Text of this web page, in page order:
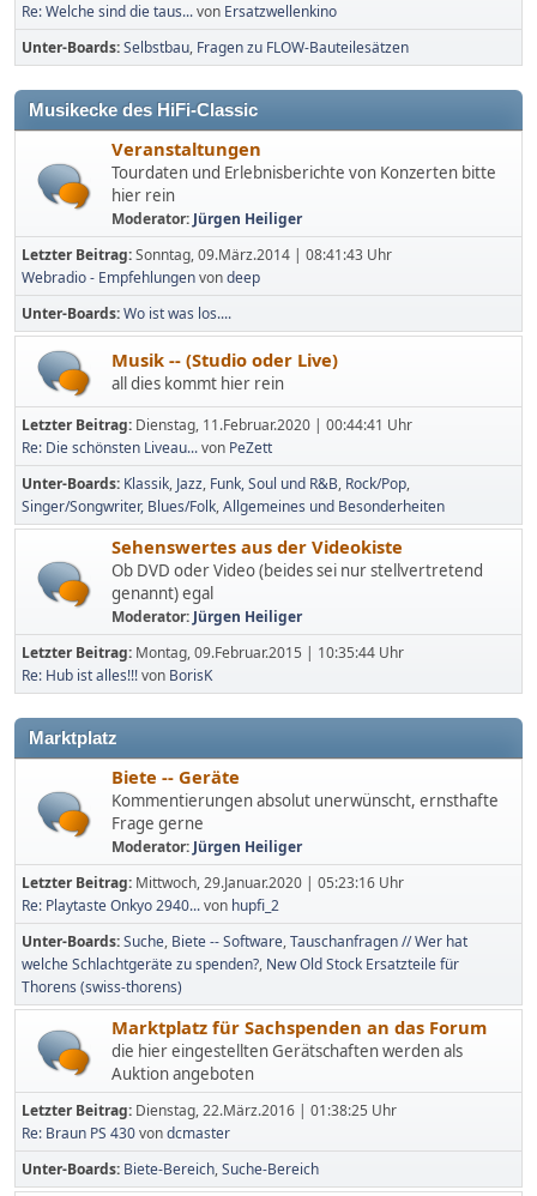
Re: Welche sind die taus...von Ersatzwellenkino
Unter-Boards Selbstbau Fragen zu FLOW-Bauteilesätzen
Musikecke des HiFi-Classic
Veranstaltungen
Tourdaten und Erlebnisberichte von Konzerten bitte
hier rein
Moderator: Jürgen Heiliger
Letzter Beitrag:Sonntag, 09.März.2014 | 08:41:43 Uhr
Webradio - Empfehlungenvondeep
Unter-Boards Wo ist was los....
Musik -- (Studio oder Live)
all dies kommt hier rein
Letzter Beitrag: Dienstag, 11.Februar.2020 | 00:44:41 Uhr
Re: Die schönsten Liveau...von PeZett
Unter-Boards Klassik Jazz Funk, Soul und R&B Rock/Pop
Singer/Songwriter, Blues/Folk Allgemeines und Besonderheiten
Sehenswertes aus der Videokiste
Ob DVD oder Video (beides sei nur stellvertretend
genannt) egal
Moderator: Jürgen Heiliger
Letzter Beitrag: Montag, 09.Februar.2015 | 10:35:44 Uhr
Re: Hub ist alles!!!von BorisK
Marktplatz
Biete -- Geräte
Kommentierungen absolut unerwünscht, ernsthafte
Frage gerne
Moderator: Jürgen Heiliger
Letzter Beitrag: Mittwoch, 29.Januar.2020 | 05:23:16 Uhr
Re: Playtaste Onkyo 2940...von hupfi_2
Unter-Boards Suche Biete -- Software Tauschanfragen // Wer hat
welche Schlachtgeräte zu spenden? New Old Stock Ersatzteile für
Thorens (swiss-thorens)
Marktplatz für Sachspenden an das Forum
die hier eingestellten Gerätschaften werden als
Auktion angeboten
Letzter Beitrag: Dienstag, 22.März.2016 | 01:38:25 Uhr
Re: Braun PS 430vondcmaster
Unter-Boards Biete-Bereich Suche-Bereich